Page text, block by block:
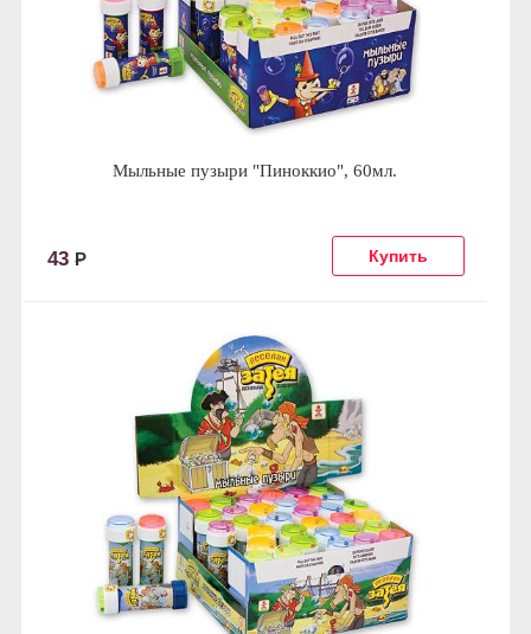
Мыльные пузыри "Пиноккио", 60мл.
43 Р